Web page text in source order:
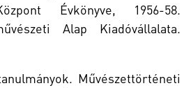
Évkönyve, 1956-58.
Alap Kiadóvállalata.
Művészettörténeti